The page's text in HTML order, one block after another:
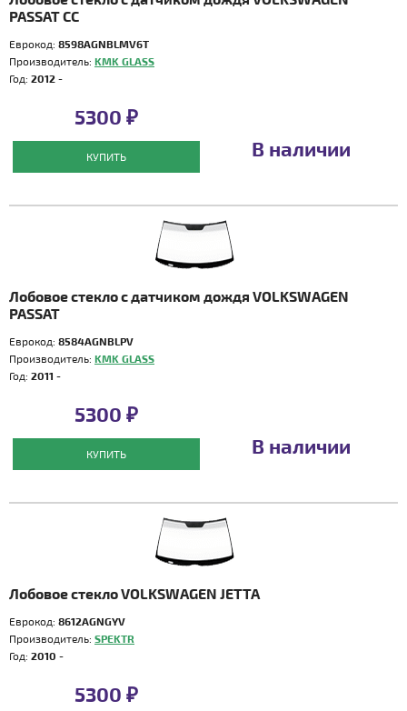
PASSAT CC
Еврокод: 8598AGNBLMV6T
Производитель: KMK GLASS
Год: 2012 -
5300 ₽
КУПИТЬ В наличии
Лобовое стекло с датчиком дождя VOLKSWAGEN
PASSAT
Еврокод: 8584AGNBLPV
Производитель: KMK GLASS
Год: 2011 -
5300 ₽
КУПИТЬ В наличии
Лобовое стекло VOLKSWAGEN JETTA
Еврокод: 8612AGNGYV
Производитель: SPEKTR
Год: 2010 -
5300 ₽